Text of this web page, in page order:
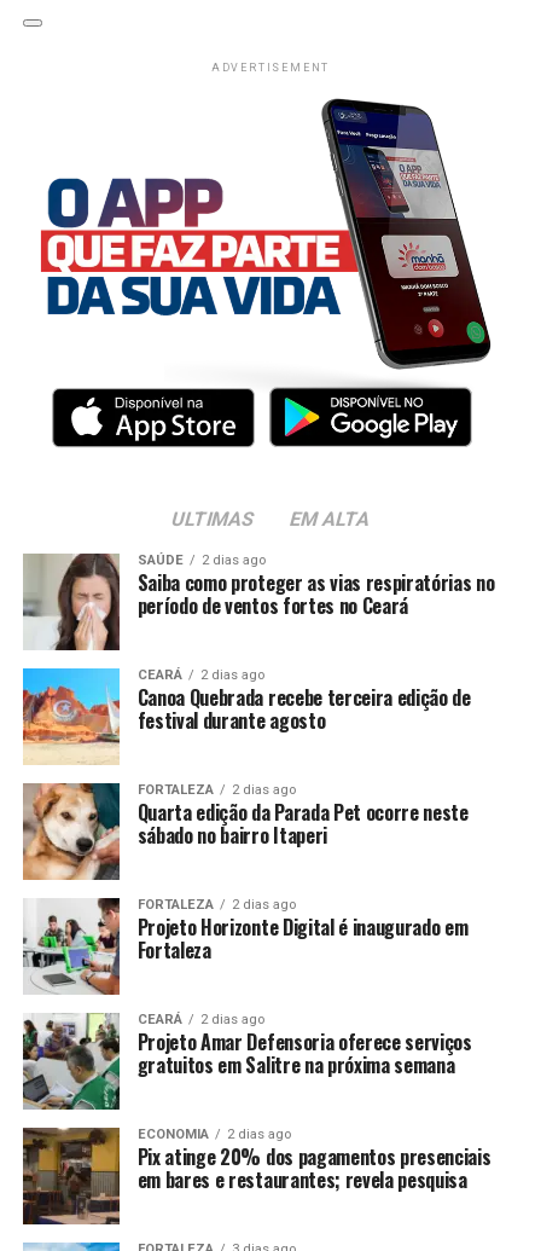
ADVERTISEMENT
ULTIMAS EM ALTA
SAÚDE 2 dias ago
Saiba como proteger as vias respiratórias no
período de ventos fortes no Ceará
CEARÁ 2 dias ago
Canoa Quebrada recebe terceira edição de
festival durante agosto
FORTALEZA 2 dias ago
Quarta edição da Parada Pet ocorre neste
sábado no bairro Itaperi
FORTALEZA 2 dias ago
Projeto Horizonte Digital é inaugurado em
Fortaleza
CEARÁ 2 dias ago
Projeto Amar Defensoria oferece serviços
gratuitos em Salitre na próxima semana
ECONOMIA 2 dias ago
Pix atinge 20% dos pagamentos presenciais
em bares e restaurantes; revela pesquisa